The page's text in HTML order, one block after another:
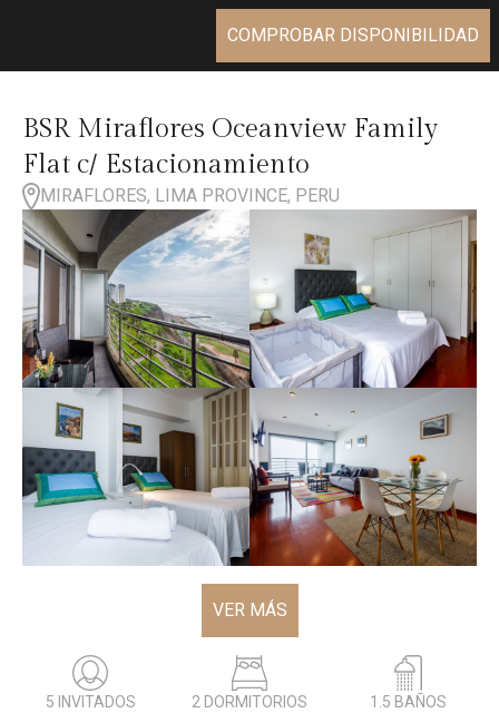
COMPROBAR DISPONIBILIDAD
BSR Miraflores Oceanview Family
Flat c/ Estacionamiento
MIRAFLORES, LIMA PROVINCE, PERU
VER MÁS
5 INVITADOS 2 DORMITORIOS 1.5 BAÑOS